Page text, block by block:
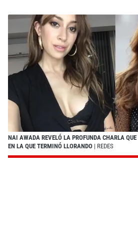
NAI AWADA REVELÓ LA PROFUNDA CHARLA
EN LA QUE TERMINÓ LLORANDO | REDES